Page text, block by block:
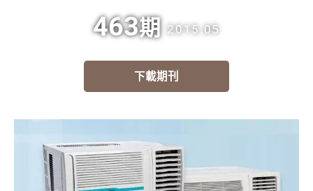
463期 2015.05
下載期刊